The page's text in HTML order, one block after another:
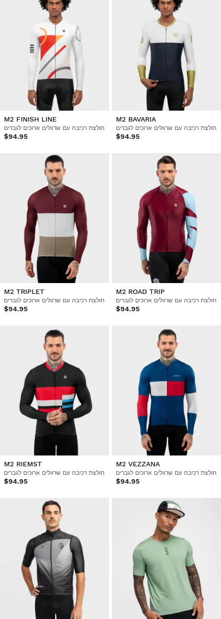
M2 FINISH LINE
חולצת רכיבה עם שרוולים ארוכים לגברים
$94.95
M2 BAVARIA
חולצת רכיבה עם שרוולים ארוכים לגברים
$94.95
M2 TRIPLET
חולצת רכיבה עם שרוולים ארוכים לגברים
$94.95
M2 ROAD TRIP
חולצת רכיבה עם שרוולים ארוכים לגברים
$94.95
M2 RIEMST
חולצת רכיבה עם שרוולים ארוכים לגברים
$94.95
M2 VEZZANA
חולצת רכיבה עם שרוולים ארוכים לגברים
$94.95